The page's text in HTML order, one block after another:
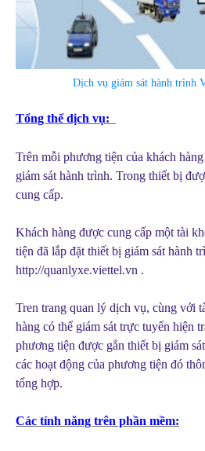
Dịch vụ giám sát hành trình
Tổng thể dịch vụ:
Trên mỗi phương tiện của khách
giám sát hành trình. Trong thiết bị
cung cấp.
Khách hàng được cung cấp một tài
tiện đã lắp đặt thiết bị giám sát hành
http://quanlyxe.viettel.vn .
Tren trang quan lý dịch vụ, cùng với
hàng có thể giám sát trực tuyến hiện
phương tiện được gắn thiết bị giám
các hoạt động của phương tiện đó
tổng hợp.
Các tính năng trên phần mềm: